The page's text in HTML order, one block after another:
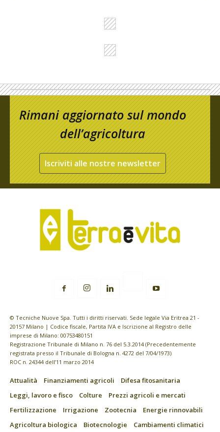
Rimani aggiornato sul mondo
dell’agricoltura
Iscriviti alle nostre newsletter
© Tecniche Nuove Spa. Tutti i diritti riservati. Sede legale Via Eritrea 21 -
20157 Milano | Codice fiscale, Partita IVA e Iscrizione al Registro delle
imprese di Milano: 00753480151
Registrazione Tribunale di Milano n. 76 del 5.3.2014 (Precedentemente
registrata presso il Tribunale di Bologna n. 4272 del 7/04/1973)
ROC n. 24344 dell’11 marzo 2014
Attualità Finanziamenti agricoli
Difesa fitosanitaria
Leggi, lavoro e fisco
Colture
Prezzi agricoli e mercati
Fertilizzazione
Irrigazione Zootecnia
Energie rinnovabili
Agricoltura biologica
Biotecnologie
Cambiamenti climatici